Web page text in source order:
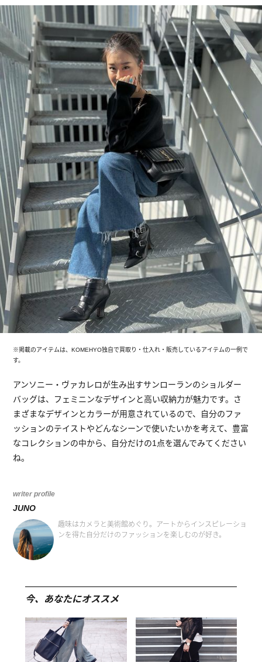
※掲載のアイテムは、KOMEHYO独自で買取り・仕入れ・販売しているアイテムの一例で
す。
アンソニー・ヴァカレロが生み出すサンローランのショルダー
バッグは、フェミニンなデザインと高い収納力が魅力です。さ
まざまなデザインとカラーが用意されているので、自分のファ
ッションのテイストやどんなシーンで使いたいかを考えて、豊富
なコレクションの中から、自分だけの1点を選んでみてください
ね。
writer profile
JUNO
趣味はカメラと美術館めぐり。アートからインスピレーショ
ンを得た自分だけのファッションを楽しむのが好き。
今、あなたにオススメ